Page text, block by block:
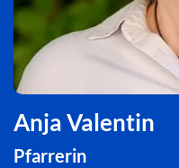
Anja Valentin
Pfarrerin